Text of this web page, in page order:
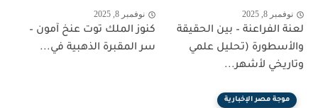
نوفمبر 8, 2025
لعنة الفراعنة – بين الحقيقة
والأسطورة (تحليل علمي
وتاريخي لأشهر...
نوفمبر 8, 2025
كنوز الملك توت عنخ آمون –
سر المقبرة الذهبية في...
موجة مصر الإخبارية